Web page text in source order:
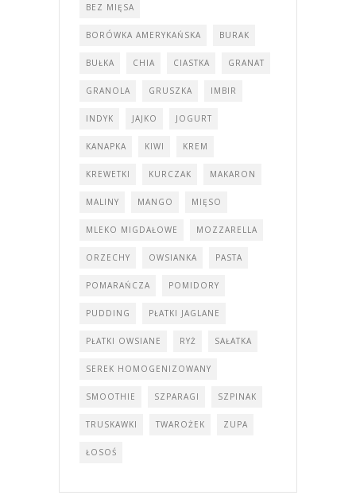
BEZ MIĘSA
BORÓWKA AMERYKAŃSKA BURAK
BUŁKA CHIA CIASTKA GRANAT
GRANOLA GRUSZKA IMBIR
INDYK JAJKO JOGURT
KANAPKA KIWI KREM
KREWETKI KURCZAK MAKARON
MALINY MANGO MIĘSO
MLEKO MIGDAŁOWE MOZZARELLA
ORZECHY OWSIANKA PASTA
POMARAŃCZA POMIDORY
PUDDING PŁATKI JAGLANE
PŁATKI OWSIANE RYŻ SAŁATKA
SEREK HOMOGENIZOWANY
SMOOTHIE SZPARAGI SZPINAK
TRUSKAWKI TWAROŻEK ZUPA
ŁOSOŚ